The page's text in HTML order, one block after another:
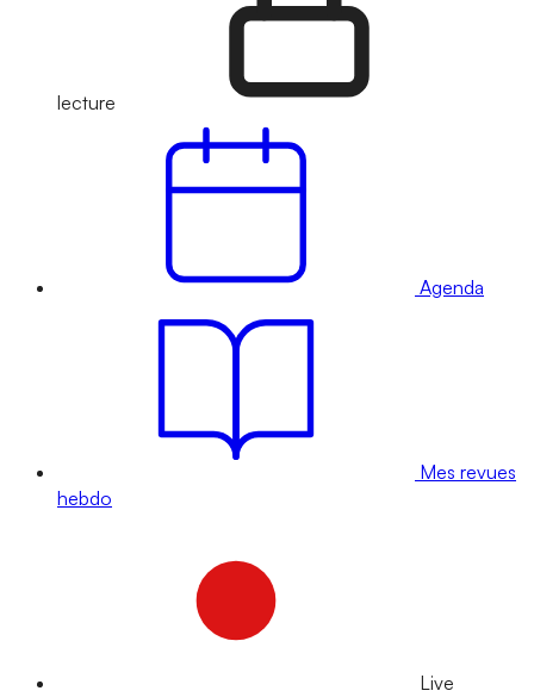
lecture
Agenda
Mes revues
hebdo
Live